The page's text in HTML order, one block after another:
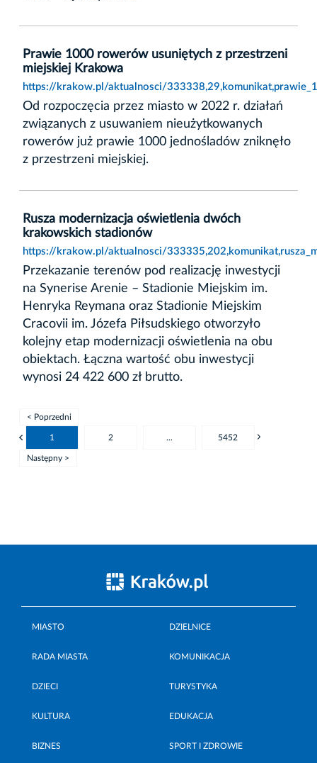
Prawie 1000 rowerów usuniętych z przestrzeni
miejskiej Krakowa
https://krakow.pl/aktualnosci/
Od rozpoczęcia przez miasto w 2022 r. działań
związanych z usuwaniem nieużytkowanych
rowerów już prawie 1000 jednośladów zniknęło
z przestrzeni miejskiej.
Rusza modernizacja oświetlenia dwóch
krakowskich stadionów
https://krakow.pl/aktualnosci/
Przekazanie terenów pod realizację inwestycji
na Synerise Arenie – Stadionie Miejskim im.
Henryka Reymana oraz Stadionie Miejskim
Cracovii im. Józefa Piłsudskiego otworzyło
kolejny etap modernizacji oświetlenia na obu
obiektach. Łączna wartość obu inwestycji
wynosi 24 422 600 zł brutto.
< Poprzedni
1 2 ... 5452
Następny >
MIASTO DZIELNICE
RADA MIASTA KOMUNIKACJA
DZIECI TURYSTYKA
KULTURA EDUKACJA
BIZNES SPORT I ZDROWIE